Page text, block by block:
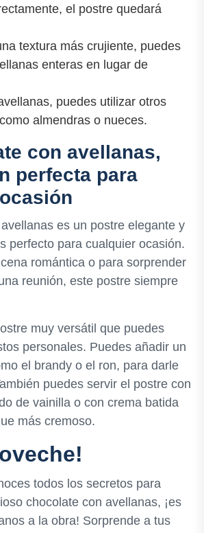
el postre quedará
textura más crujiente, puedes
enteras en lugar de
puedes utilizar otros
almendras o nueces.
con avellanas,
perfecta para
es un postre elegante y
perfecto para cualquier ocasión.
romántica o para sorprender
reunión, este postre siempre
muy versátil que puedes
personales. Puedes añadir un
el brandy o el ron, para darle
puedes servir el postre con
de vainilla o con crema batida
más cremoso.
todos los secretos para
chocolate con avellanas, ¡es
a la obra! Sorprende a tus